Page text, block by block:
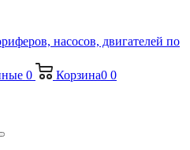
насосов, двигателей по
0 Корзина0 0